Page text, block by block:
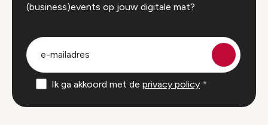
(business)events op jouw digitale mat?
groep
Ik ga akkoord met de privacy policy